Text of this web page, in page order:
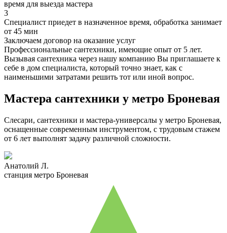
время для выезда мастера
3
Специалист приедет в назначенное время, обработка занимает
от 45 мин
Заключаем договор на оказание услуг
Профессиональные сантехники, имеющие опыт от 5 лет.
Вызывая сантехника через нашу компанию Вы приглашаете к
себе в дом специалиста, который точно знает, как с
наименьшими затратами решить тот или иной вопрос.
Мастера сантехники у метро Броневая
Слесари, сантехники и мастера-универсалы у метро Броневая,
оснащенные современным инструментом, с трудовым стажем
от 6 лет выполнят задачу различной сложности.
Анатолий Л.
станция метро Броневая